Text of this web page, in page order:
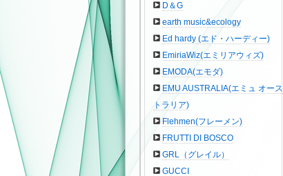
D＆G
earth music&ecology
Ed hardy (エド・ハーディー)
EmiriaWiz(エミリアウィズ)
EMODA(エモダ)
EMU AUSTRALIA(エミュ オース
トラリア)
Flehmen(フレーメン)
FRUTTI DI BOSCO
GRL（グレイル）
GUCCI